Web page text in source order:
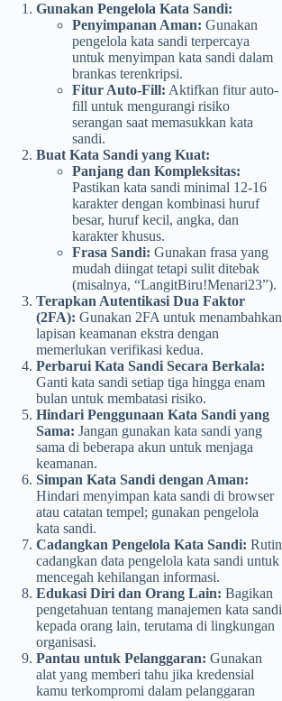
Gunakan Pengelola Kata Sandi:
Penyimpanan Aman: Gunakan
pengelola kata sandi terpercaya
untuk menyimpan kata sandi dalam
brankas terenkripsi.
Fitur Auto-Fill: Aktifkan fitur auto-
fill untuk mengurangi risiko
serangan saat memasukkan kata
sandi.
Buat Kata Sandi yang Kuat:
Panjang dan Kompleksitas:
Pastikan kata sandi minimal 12-16
karakter dengan kombinasi huruf
besar, huruf kecil, angka, dan
karakter khusus.
Frasa Sandi: Gunakan frasa yang
mudah diingat tetapi sulit ditebak
(misalnya, “LangitBiru!Menari23”).
Terapkan Autentikasi Dua Faktor
(2FA): Gunakan 2FA untuk menambahkan
lapisan keamanan ekstra dengan
memerlukan verifikasi kedua.
Perbarui Kata Sandi Secara Berkala:
Ganti kata sandi setiap tiga hingga enam
bulan untuk membatasi risiko.
Hindari Penggunaan Kata Sandi yang
Sama: Jangan gunakan kata sandi yang
sama di beberapa akun untuk menjaga
keamanan.
Simpan Kata Sandi dengan Aman:
Hindari menyimpan kata sandi di browser
atau catatan tempel; gunakan pengelola
kata sandi.
Cadangkan Pengelola Kata Sandi: Rutin
cadangkan data pengelola kata sandi untuk
mencegah kehilangan informasi.
Edukasi Diri dan Orang Lain: Bagikan
pengetahuan tentang manajemen kata sandi
kepada orang lain, terutama di lingkungan
organisasi.
Pantau untuk Pelanggaran: Gunakan
alat yang memberi tahu jika kredensial
kamu terkompromi dalam pelanggaran